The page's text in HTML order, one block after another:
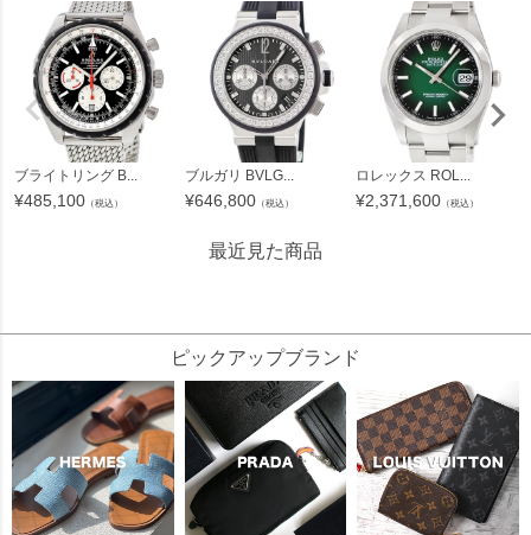
ブライトリング B...
¥485,100 （税込）
ブルガリ BVLG...
¥646,800 （税込）
ロレックス ROL...
¥2,371,600 （税込）
最近見た商品
ピックアップブランド